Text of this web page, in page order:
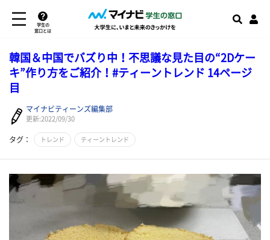
学生の
窓口とは
韓国＆中国でバズり中！不思議な見た目の“2Dケー
キ”作り方をご紹介！#ティーントレンド 14ページ
目
マイナビティーンズ編集部
更新:2022/09/30
タグ： トレンド ティーントレンド